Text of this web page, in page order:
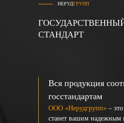
НЕРУДГРУПП
СТАНДАРТ
Вся продукция
госстандартам
ООО «Нерудгрупп» –
станет вашим надежным